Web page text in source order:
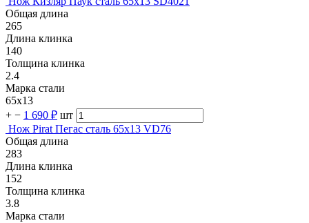
Общая длина
265
Длина клинка
140
Толщина клинка
2.4
Марка стали
65х13
+ − 1 690 ₽ шт
Нож Pirat Пегас сталь 65х13 VD76
Общая длина
283
Длина клинка
152
Толщина клинка
3.8
Марка стали